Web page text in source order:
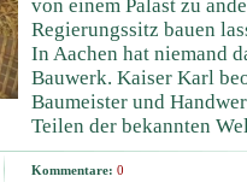
von einem Palast zu
Regierungssitz bauen
In Aachen hat niemand
Bauwerk. Kaiser Karl
Baumeister und
Teilen der bekannten
Kommentare: 0